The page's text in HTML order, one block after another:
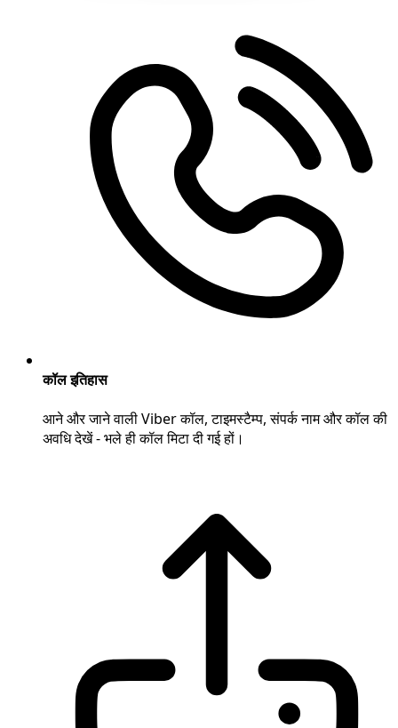
कॉल इतिहास
आने और जाने वाली Viber कॉल, टाइमस्टैम्प, संपर्क नाम और कॉल की
अवधि देखें - भले ही कॉल मिटा दी गई हों।